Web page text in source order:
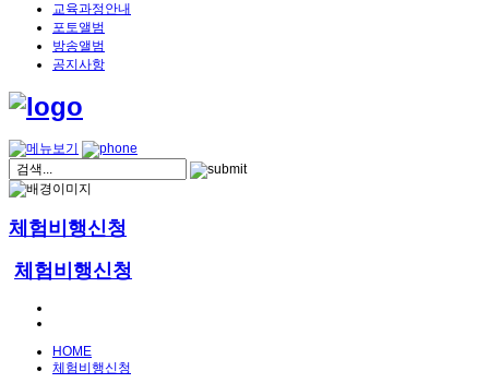
교육과정안내
포토앨범
방송앨범
공지사항
체험비행신청
체험비행신청
HOME
체험비행신청